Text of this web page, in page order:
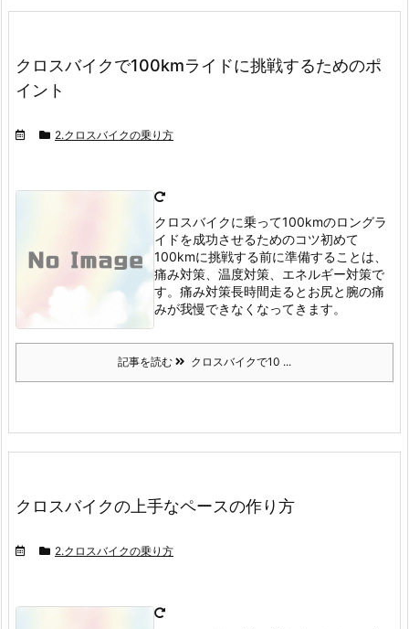
クロスバイクで100kmライドに挑戦するためのポ
イント
2.クロスバイクの乗り方
クロスバイクに乗って100kmのロングラ
イドを成功させるためのコツ初めて
100kmに挑戦する前に準備することは、
痛み対策、温度対策、エネルギー対策で
す。 痛み対策長時間走るとお尻と腕の痛
みが我慢できなくなってきます。
記事を読む クロスバイクで10 ...
クロスバイクの上手なペースの作り方
2.クロスバイクの乗り方